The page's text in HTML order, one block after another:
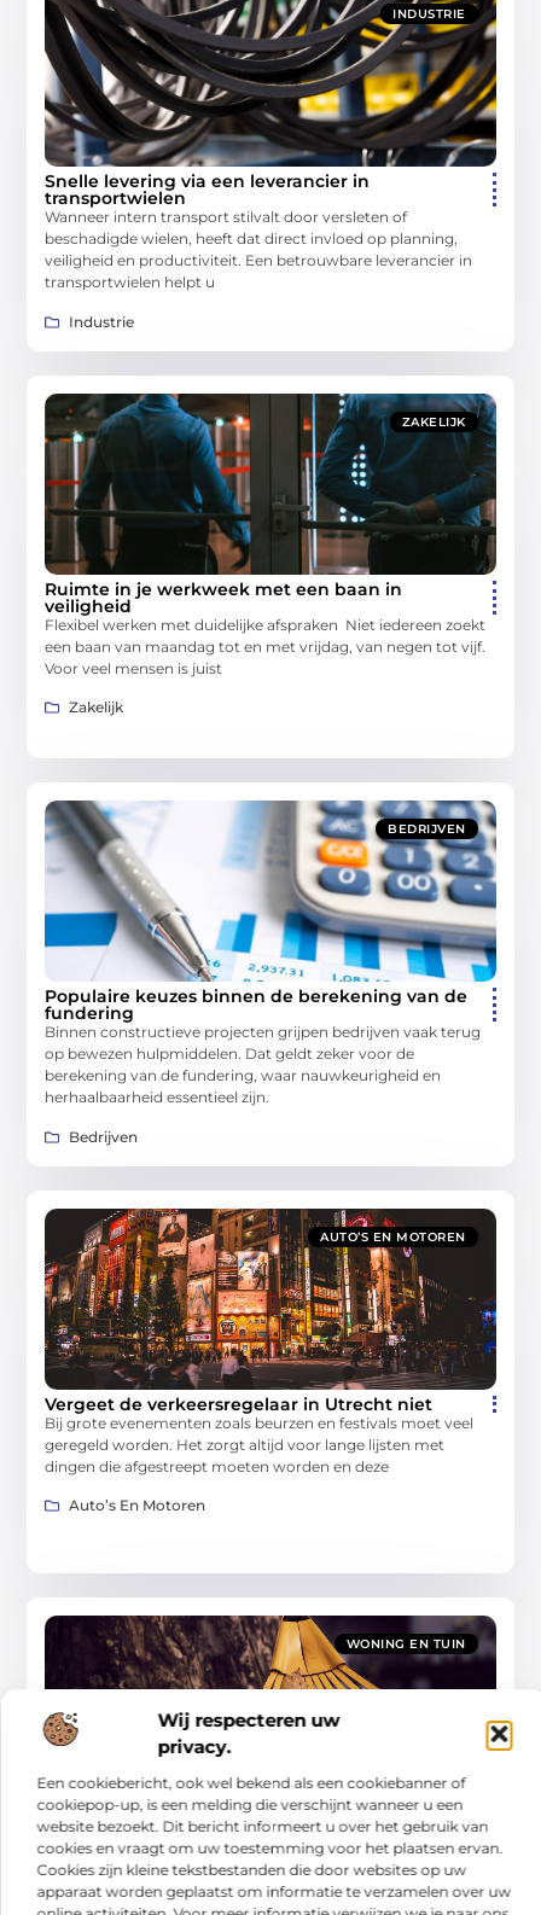
Wij respecteren uw
privacy.
Een cookiebericht, ook wel bekend als een cookiebanner of
cookiepop-up, is een melding die verschijnt wanneer u een
website bezoekt. Dit bericht informeert u over het gebruik van
cookies en vraagt om uw toestemming voor het plaatsen ervan.
Cookies zijn kleine tekstbestanden die door websites op uw
apparaat worden geplaatst om informatie te verzamelen over uw
INDUSTRIE
Snelle levering via een leverancier in
transportwielen
Wanneer intern transport stilvalt door versleten of
beschadigde wielen, heeft dat direct invloed op planning,
veiligheid en productiviteit. Een betrouwbare leverancier in
transportwielen helpt u
Industrie
ZAKELIJK
Ruimte in je werkweek met een baan in
veiligheid
Flexibel werken met duidelijke afspraken Niet iedereen zoekt
een baan van maandag tot en met vrijdag, van negen tot vijf.
Voor veel mensen is juist
Zakelijk
BEDRIJVEN
Populaire keuzes binnen de berekening van de
fundering
Binnen constructieve projecten grijpen bedrijven vaak terug
op bewezen hulpmiddelen. Dat geldt zeker voor de
berekening van de fundering, waar nauwkeurigheid en
herhaalbaarheid essentieel zijn.
Bedrijven
AUTO’S EN MOTOREN
Vergeet de verkeersregelaar in Utrecht niet
Bij grote evenementen zoals beurzen en festivals moet veel
geregeld worden. Het zorgt altijd voor lange lijsten met
dingen die afgestreept moeten worden en deze
Auto’s En Motoren
WONING EN TUIN
Gids voor probleemloos wonen: van
schoonmaak tot tuinwerk
Een huis dat soepel draait, voelt rustiger aan en kost minder
tijd om bij te houden. In deze gids leer je hoe je met simpele
Woning En Tuin